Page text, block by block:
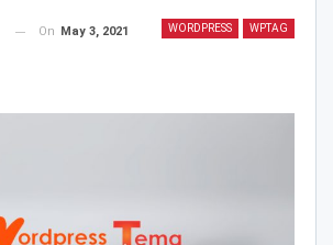
WORDPRESS WPTAG
On May 3, 2021